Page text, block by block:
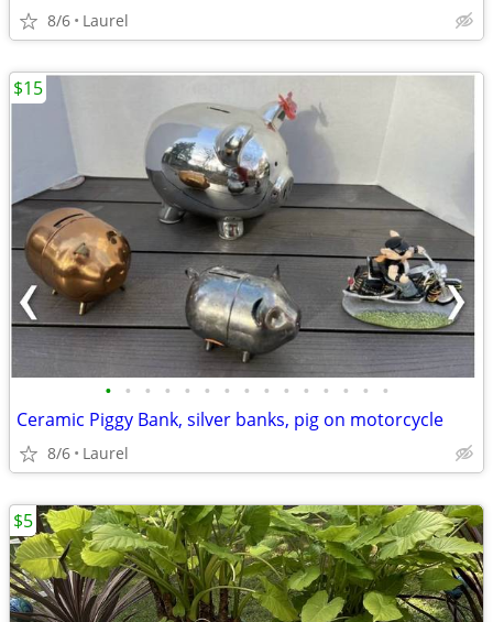
8/6 Laurel
• • • • • • • • • • • • • • •
Ceramic Piggy Bank, silver banks, pig on motorcycle
8/6 Laurel
$15
$5